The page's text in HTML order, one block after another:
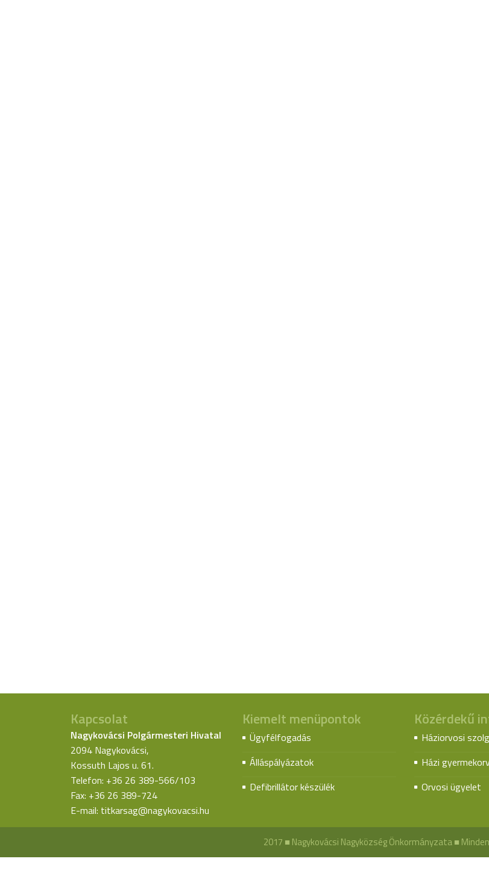
Kapcsolat
Nagykovácsi Polgármesteri Hivatal
2094 Nagykovácsi,
Kossuth Lajos u. 61.
Telefon: +36 26 389-566/103
Fax: +36 26 389-724
E-mail: titkarsag@nagykovacsi.hu
Kiemelt menüpontok
Ügyfélfogadás
Álláspályázatok
Defibrillátor készülék
Közérdekű
Háziorvosi
Házi
Orvosi ügyelet
2017 ■ Nagykovácsi Nagyközség Önkormányzata ■